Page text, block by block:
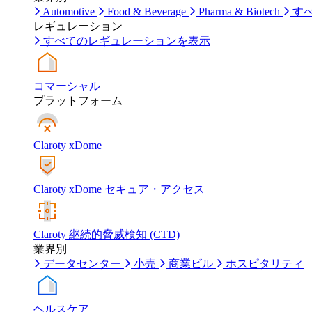
Automotive
Food & Beverage Pharma & Biotech
す
レギュレーション
すべてのレギュレーションを表示
コマーシャル
プラットフォーム
Claroty xDome
Claroty xDome セキュア・アクセス
Claroty 継続的脅威検知 (CTD)
業界別
データセンター
小売 商業ビル ホスピタリティ
ヘルスケア